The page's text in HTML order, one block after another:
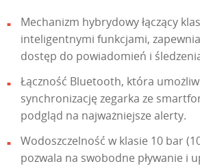
Mechanizm hybrydowy łączący
inteligentnymi funkcjami,
dostęp do powiadomień i
Łączność Bluetooth, która
synchronizację zegarka ze
podgląd na najważniejsze alerty.
Wodoszczelność w klasie 10 bar
pozwala na swobodne pływanie i